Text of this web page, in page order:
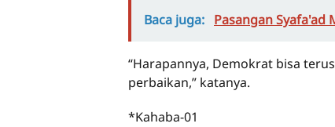
Baca juga: Pasangan
“Harapannya, Demokrat bisa
perbaikan,” katanya.
*Kahaba-01